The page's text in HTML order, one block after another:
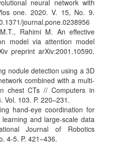
neural network with
one. 2020. V. 15, No. 9.
journal.pone.0238956
Rahimi M. An effective
model via attention model
preprint arXiv:2001.10590.
nodule detection using a 3D
combined with a multi-
chest CTs // Computers in
Vol. 103. P. 220–231.
hand-eye coordination for
and large-scale data
Journal of Robotics
4-5. P. 421–436.